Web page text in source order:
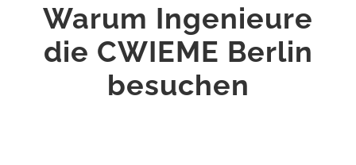
Warum Ingenieure
die CWIEME Berlin
besuchen